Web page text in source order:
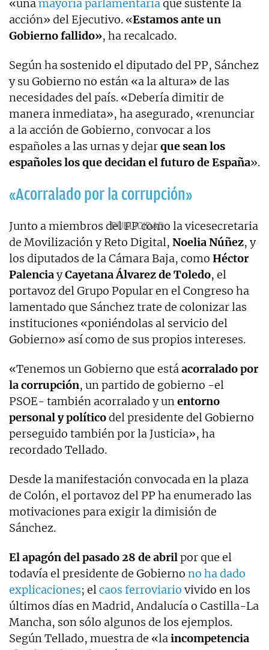
«unamayoría parlamentariaque sustente la
acción» del Ejecutivo. «Estamos ante un
Gobierno fallido», ha recalcado.
Según ha sostenido el diputado del PP, Sánchez
y su Gobierno no están «a la altura» de las
necesidades del país. «Debería dimitir de
manera inmediata», ha asegurado, «renunciar
a la acción de Gobierno, convocar a los
españoles a las urnas y dejarque sean los
españoles los que decidan el futuro de España».
«Acorralado por la corrupción»
Junto a miembros del PP como la vicesecretaria
de Movilización y Reto Digital, NoeliaNúñez, y
los diputados de la Cámara Baja, como Héctor
PalenciayCayetanaÁlvarezdeToledo, el
portavoz del Grupo Popular en el Congreso ha
lamentado que Sánchez trate de colonizar las
instituciones «poniéndolas al servicio del
Gobierno» así como de sus propios intereses.
«Tenemos un Gobierno que estáacorralado por
la corrupción, un partido de gobierno -el
PSOE- también acorralado y unentorno
personalypolíticodel presidente del Gobierno
perseguido también por la Justicia», ha
recordado Tellado.
Desde la manifestación convocada en la plaza
de Colón, el portavoz del PP ha enumerado las
motivaciones para exigir la dimisión de
Sánchez.
El apagón del pasado 28 de abrilpor que el
todavía el presidente de Gobierno no ha dado
explicaciones; elcaos ferroviario vivido en los
últimos días en Madrid, Andalucía o Castilla-La
Mancha, son sólo algunos de los ejemplos.
Según Tellado, muestra de «laincompetencia